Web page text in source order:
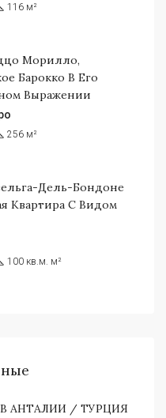
116 м²
Морилло,
Барокко В Его
Выражении
256 м²
Дель-Бондоне
Квартира С Видом
100 кв.м. м²
В АНТАЛИИ / ТУРЦИЯ